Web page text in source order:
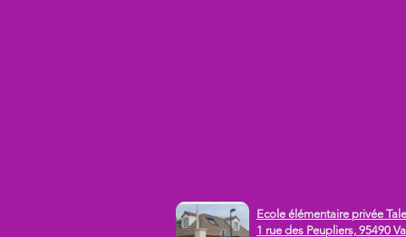
Ecole élémentaire privée
1 rue des Peupliers, 95490